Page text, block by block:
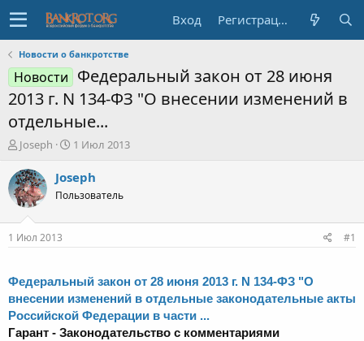
Вход Регистрация
Новости о банкротстве
Новости Федеральный закон от 28 июня
2013 г. N 134-ФЗ "О внесении изменений в
отдельные...
А
т
о
р
е
м
Joseph
Д
т
н
1 Июл 2013
Joseph
Пользователь
1 Июл 2013 #1
Федеральный закон от 28 июня 2013 г. N 134-ФЗ "О
внесении изменений в отдельные законодательные акты
Российской Федерации в части ...
Гарант - Законодательство с комментариями